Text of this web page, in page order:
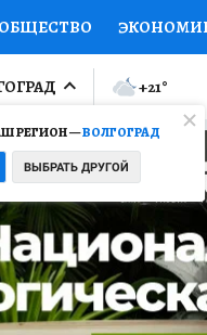
ОБЩЕСТВО
ПРОИСШЕСТВИЯ
МИР Я ЗНАЮ
СЕРИАЛЫ
РЕГИОН —ВОЛГОГРАД
ВЫБРАТЬ ДРУГОЙ
+21°